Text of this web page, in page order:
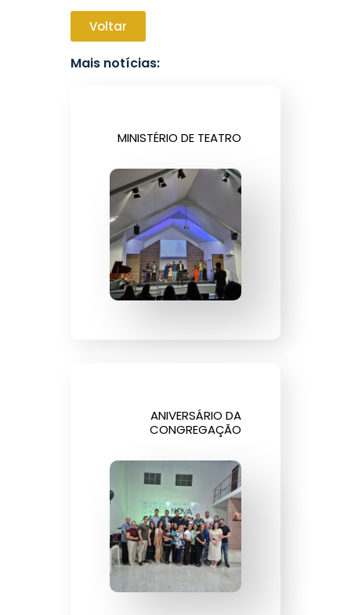
Voltar
Mais notícias:
MINISTÉRIO DE TEATRO
ANIVERSÁRIO DA
CONGREGAÇÃO